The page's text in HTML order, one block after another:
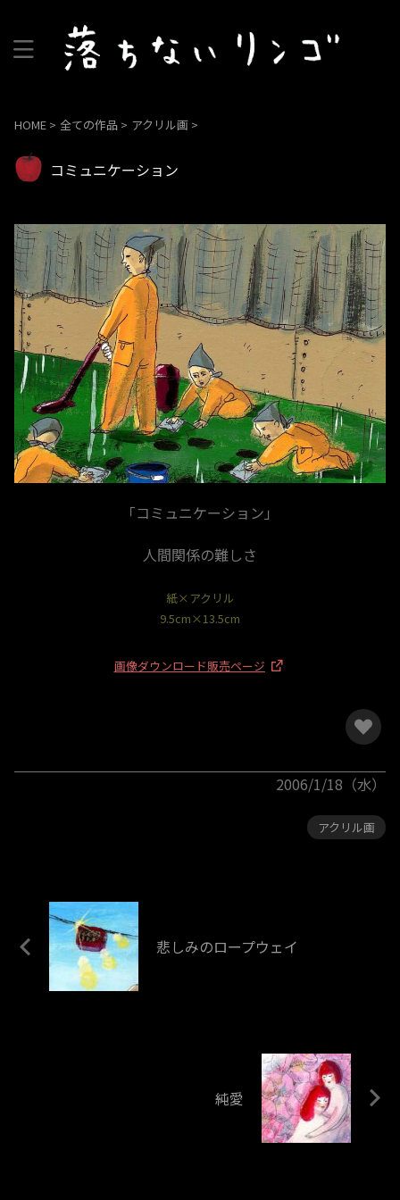
HOME > 全ての作品 > アクリル画 >
コミュニケーション
「コミュニケーション」
人間関係の難しさ
紙×アクリル
9.5cm×13.5cm
画像ダウンロード販売ページ
2006/1/18（水）
アクリル画
悲しみのロープウェイ
純愛